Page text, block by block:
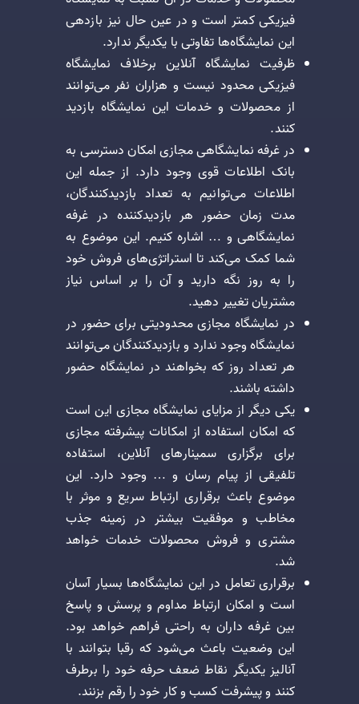
فیزیکی کمتر است و در عین حال نیز بازدهی
این نمایشگاه‌ها تفاوتی با یکدیگر ندارد.
ظرفیت نمایشگاه آنلاین برخلاف نمایشگاه
فیزیکی محدود نیست و هزاران نفر می‌توانند
از محصولات و خدمات این نمایشگاه بازدید
کنند.
در غرفه نمایشگاهی مجازی امکان دسترسی به
بانک اطلاعات قوی وجود دارد. از جمله این
اطلاعات می‌توانیم به تعداد بازدیدکنندگان،
مدت زمان حضور هر بازدیدکننده در غرفه
نمایشگاهی و … اشاره کنیم. این موضوع به
شما کمک می‌کند تا استراتژی‌های فروش خود
را به روز نگه دارید و آن را بر اساس نیاز
مشتریان تغییر دهید.
در نمایشگاه مجازی محدودیتی برای حضور در
نمایشگاه وجود ندارد و بازدیدکنندگان می‌توانند
هر تعداد روز که بخواهند در نمایشگاه حضور
داشته باشند.
یکی دیگر از مزایای نمایشگاه مجازی این است
که امکان استفاده از امکانات پیشرفته مجازی
برای برگزاری سمینارهای آنلاین، استفاده
تلفیقی از پیام رسان و … وجود دارد. این
موضوع باعث برقراری ارتباط سریع و موثر با
مخاطب و موفقیت بیشتر در زمینه جذب
مشتری و فروش محصولات خدمات خواهد
شد.
برقراری تعامل در این نمایشگاه‌ها بسیار آسان
است و امکان ارتباط مداوم و پرسش و پاسخ
بین غرفه داران به راحتی فراهم خواهد بود.
این وضعیت باعث می‌شود که رقبا بتوانند با
آنالیز یکدیگر نقاط ضعف حرفه خود را برطرف
کنند و پیشرفت کسب و کار خود را رقم بزنند.